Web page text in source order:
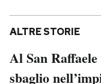
ALTRE STORIE
Al San
sbaglio